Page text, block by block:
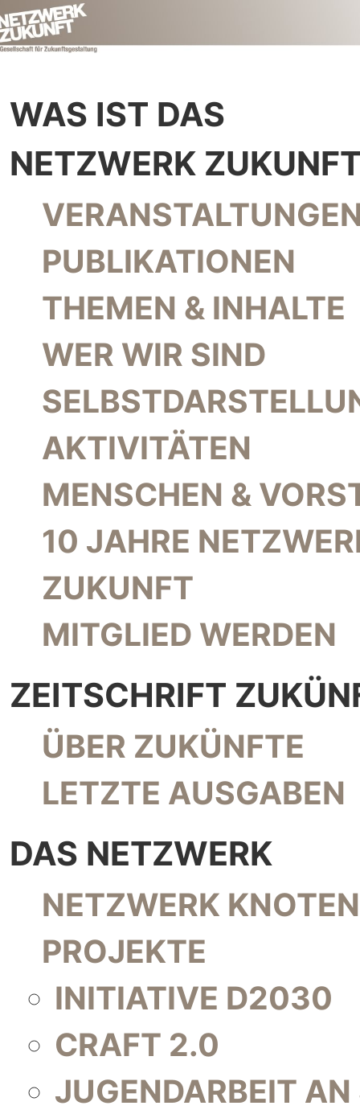
WAS IST DAS
NETZWERK
PUBLIKATIONEN
THEMEN & INHALTE
WER WIR SIND
AKTIVITÄTEN
MENSCHEN &
10 JAHRE
ZUKUNFT
MITGLIED WERDEN
ZEITSCHRIFT
NAVIGATION ÜBERSPRINGEN
ÜBER ZUKÜNFTE
LETZTE AUSGABEN
DAS NETZWERK
NETZWERK KNOTEN
PROJEKTE
INITIATIVE D2030
CRAFT 2.0
JUGENDARBEIT